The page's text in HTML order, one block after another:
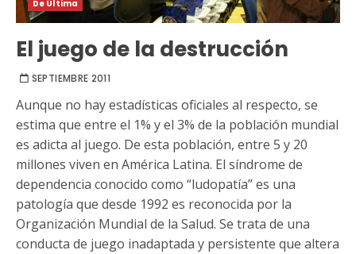
De Última
El juego de la destrucción
SEPTIEMBRE 2011
Aunque no hay estadísticas oficiales al respecto, se
estima que entre el 1% y el 3% de la población mundial
es adicta al juego. De esta población, entre 5 y 20
millones viven en América Latina. El síndrome de
dependencia conocido como “ludopatía” es una
patología que desde 1992 es reconocida por la
Organización Mundial de la Salud. Se trata de una
conducta de juego inadaptada y persistente que altera